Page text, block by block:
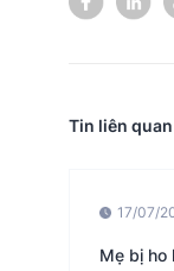
Tin liên quan
17/07/
Mẹ bị ho